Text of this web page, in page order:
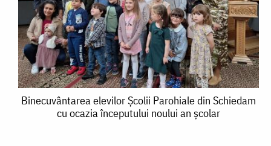
Binecuvântarea
elevilor
Binecuvântarea elevilor Școlii Parohiale din Schiedam
cu ocazia începutului noului an școlar